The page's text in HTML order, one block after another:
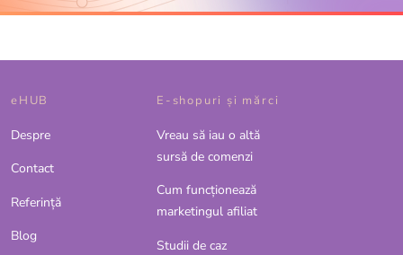
eHUB
Despre
Contact
Referinţă
Blog
E-shopuri și mărci
Vreau să iau o altă
sursă de comenzi
Cum funcționează
marketingul afiliat
Studii de caz